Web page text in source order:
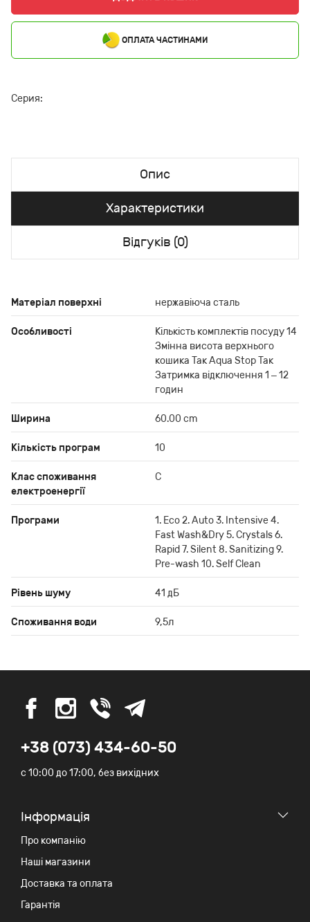
ОПЛАТА ЧАСТИНАМИ
Серия:
Опис
Характеристики
Відгуків (0)
Матеріал поверхні нержавіюча сталь
Особливості
Кількість комплектів посуду 14
Змінна висота верхнього
кошика Так Aqua Stop Так
Затримка відключення 1 – 12
годин
Ширина 60.00 cm
Кількість програм 10
Клас споживання
електроенергії
С
Програми
1. Eco 2. Auto 3. Intensive 4.
Fast Wash&Dry 5. Crystals 6.
Rapid 7. Silent 8. Sanitizing 9.
Pre-wash 10. Self Clean
Рівень шуму 41 дБ
Споживання води 9,5л
+38 (073) 434-60-50
c 10:00 до 17:00, без вихідних
Iнформація
Про компанію
Наші магазини
Доставка та оплата
Гарантія